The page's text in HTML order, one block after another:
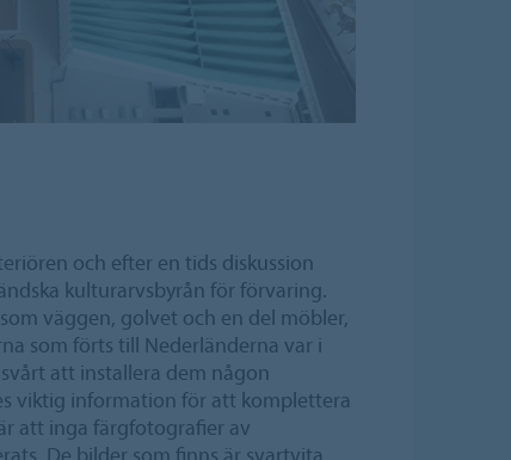
och efter en tids diskussion
kulturarvsbyrån för förvaring.
väggen, golvet och en del möbler,
som förts till Nederländerna var i
att installera dem någon
viktig information för att komplettera
att inga färgfotografier av
De bilder som finns är svartvita